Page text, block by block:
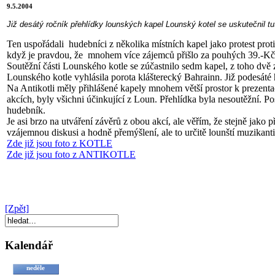
9.5.2004
Již desátý ročník přehlídky lounských kapel Lounský kotel se uskutečnil
Ten uspořádali hudebníci z několika místních kapel jako protest
když je pravdou, že mnohem více zájemců přišlo za pouhých 39.-
Soutěžní části Lounského kotle se zúčastnilo sedm kapel, z toho
Lounského kotle vyhlásila porota klášterecký Bahrainn. Již
Na Antikotli měly přihlášené kapely mnohem větší prostor k
akcích, byly všichni účinkující z Loun. Přehlídka byla nesoutěžní.
hudebník.
Je asi brzo na utváření závěrů z obou akcí, ale věřím, že stejně
vzájemnou diskusi a hodně přemýšlení, ale to určitě lounští
Zde již jsou foto z KOTLE
Zde již jsou foto z ANTIKOTLE
[Zpět]
Kalendář
neděle